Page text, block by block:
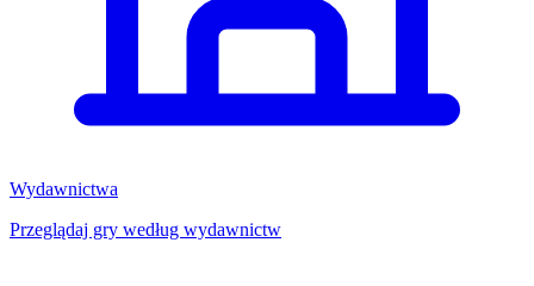
Wydawnictwa
Przeglądaj gry według wydawnictw